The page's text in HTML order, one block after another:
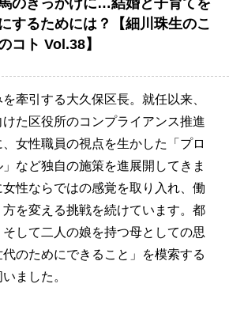
のきっかけに…結婚と子育てを
するためには？【細川珠生のこ
コト Vol.38】
牽引する大久保区長。就任以来、
た区役所のコンプライアンス推進
女性職員の視点を生かした「プロ
など独自の施策を進展開してきま
性ならではの感覚を取り入れ、働
を変える挑戦を続けています。都
して二人の娘を持つ母としての思
のためにできること」を模索する
ました。